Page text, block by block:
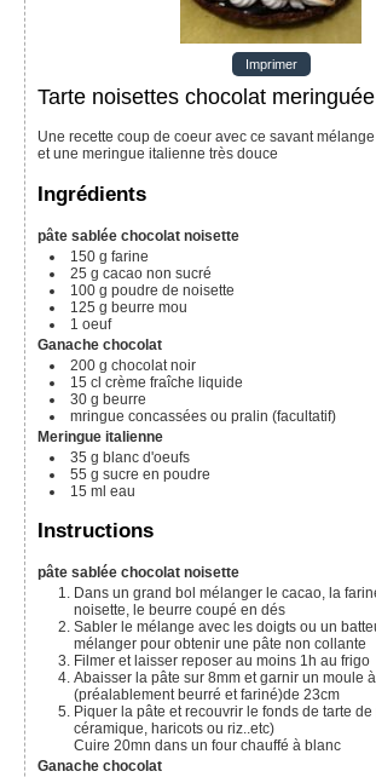
Imprimer
Tarte noisettes chocolat meringuée
Une recette coup de coeur avec ce savant mélange de chocolat corsé
et une meringue italienne très douce
Ingrédients
pâte sablée chocolat noisette
150 g farine
25 g cacao non sucré
100 g poudre de noisette
125 g beurre mou
1 oeuf
Ganache chocolat
200 g chocolat noir
15 cl crème fraîche liquide
30 g beurre
mringue concassées ou pralin (facultatif)
Meringue italienne
35 g blanc d'oeufs
55 g sucre en poudre
15 ml eau
Instructions
pâte sablée chocolat noisette
Dans un grand bol mélanger le cacao, la farine, la poudre de
noisette, le beurre coupé en dés
Sabler le mélange avec les doigts ou un batteur. Ajouter l'oeuf et
mélanger pour obtenir une pâte non collante
Filmer et laisser reposer au moins 1h au frigo
Abaisser la pâte sur 8mm et garnir un moule à tartes
(préalablement beurré et fariné)de 23cm
Piquer la pâte et recouvrir le fonds de tarte de poids (billes en
céramique, haricots ou riz..etc)
Cuire 20mn dans un four chauffé à blanc
Ganache chocolat